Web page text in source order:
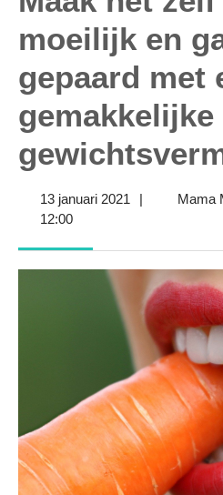
moeilijk en
gepaard met
gemakkelijke
13 januari 2021 13| Mama
12:00